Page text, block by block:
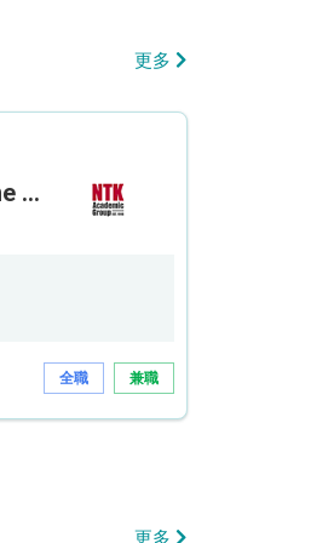
更多
全職中文老師 Full Time Chinese Teacher
全職 兼職
更多